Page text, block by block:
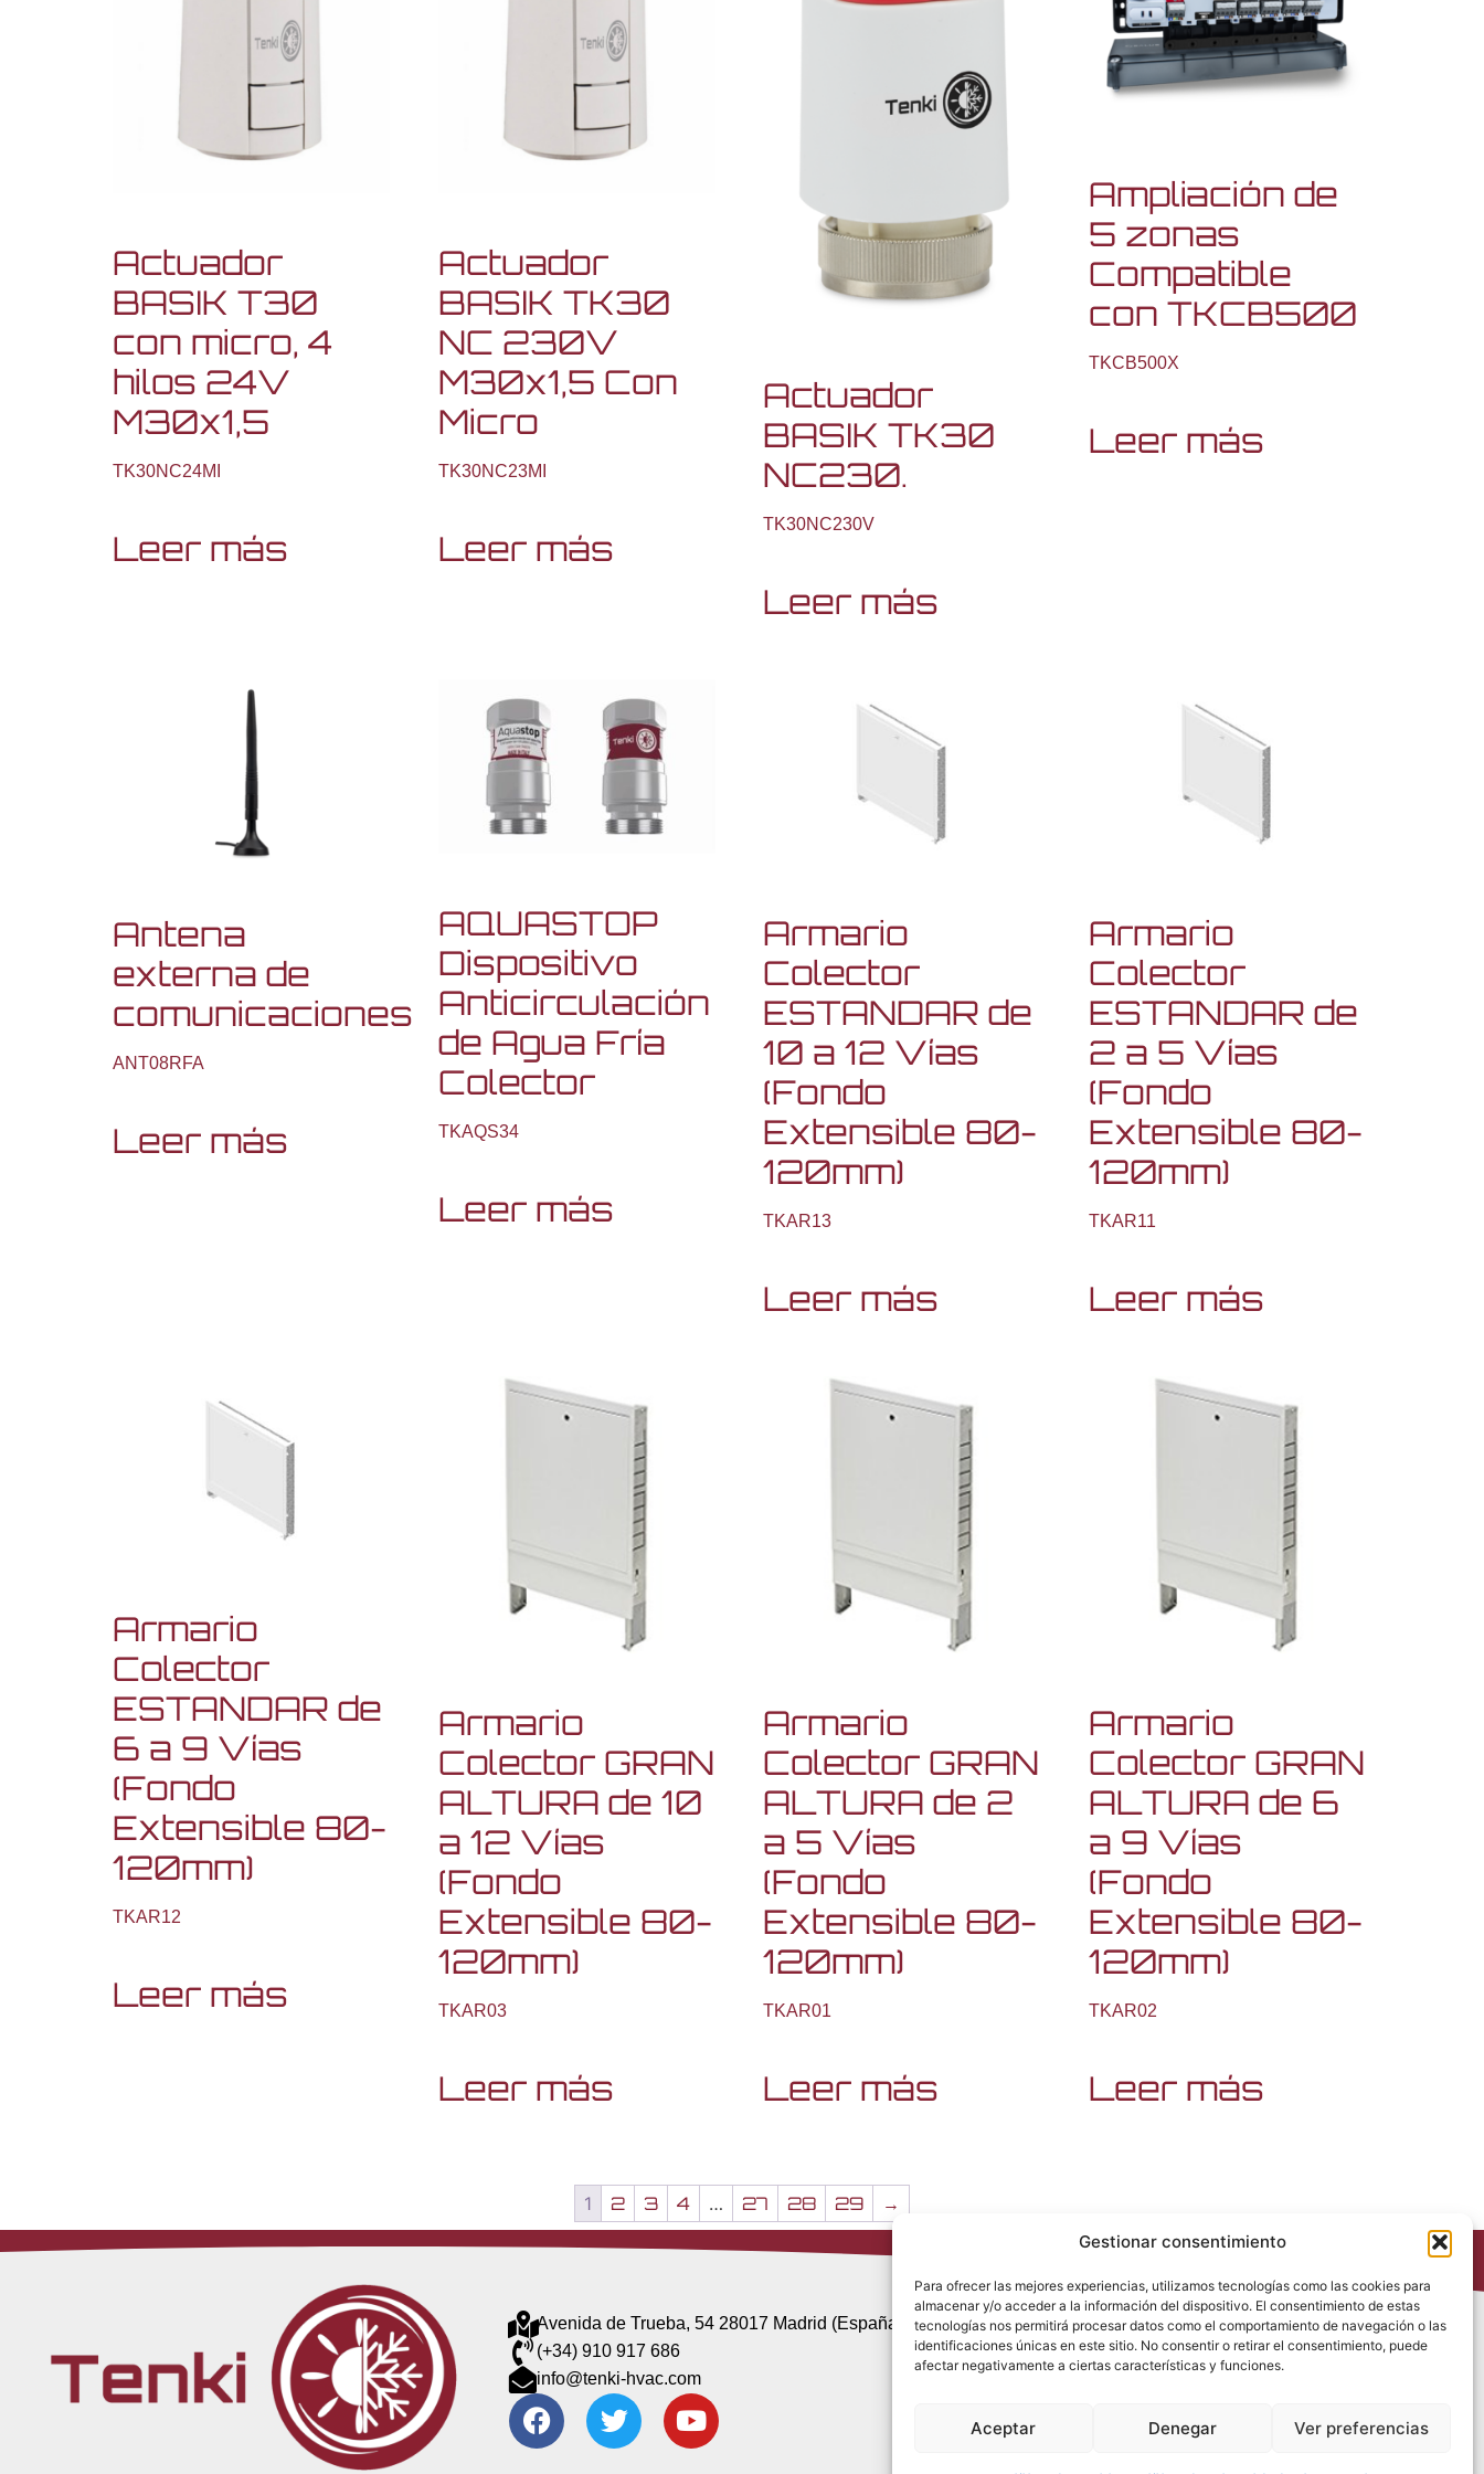
Gestionar consentimiento
Para ofrecer las mejores experiencias, utilizamos tecnologías como las cookies para
almacenar y/o acceder a la información del dispositivo. El consentimiento de estas
tecnologías nos permitirá procesar datos como el comportamiento de navegación o las
identificaciones únicas en este sitio. No consentir o retirar el consentimiento, puede
afectar negativamente a ciertas características y funciones.
Aceptar Denegar Ver preferencias
Actuador
BASIK T30
con micro, 4
hilos 24V
M30x1,5
TK30NC24MI
Leer más
Actuador
BASIK TK30
NC 230V
M30x1,5 Con
Micro
TK30NC23MI
Leer más
Actuador
BASIK TK30
NC230.
TK30NC230V
Leer más
Ampliación de
5 zonas
Compatible
con TKCB500
TKCB500X
Leer más
Antena
externa de
comunicaciones
ANT08RFA
Leer más
AQUASTOP
Dispositivo
Anticirculación
de Agua Fría
Colector
TKAQS34
Leer más
Armario
Colector
ESTANDAR de
10 a 12 Vías
(Fondo
Extensible 80-
120mm)
TKAR13
Leer más
Armario
Colector
ESTANDAR de
2 a 5 Vías
(Fondo
Extensible 80-
120mm)
TKAR11
Leer más
Armario
Colector
ESTANDAR de
6 a 9 Vías
(Fondo
Extensible 80-
120mm)
TKAR12
Leer más
Armario
Colector GRAN
ALTURA de 10
a 12 Vías
(Fondo
Extensible 80-
120mm)
TKAR03
Leer más
Armario
Colector GRAN
ALTURA de 2
a 5 Vías
(Fondo
Extensible 80-
120mm)
TKAR01
Leer más
Armario
Colector GRAN
ALTURA de 6
a 9 Vías
(Fondo
Extensible 80-
120mm)
TKAR02
Leer más
1 2 3 4 … 27 28 29 →
Avenida de Trueba, 54 28017 Madrid (España)
(+34) 910 917 686
info@tenki-hvac.com
Política de Privacidad
Política de Cookies
Aviso Legal